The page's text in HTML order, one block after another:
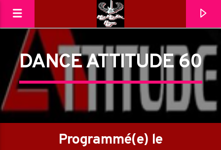
MéliMelZikRadio
DANCE ATTITUDE 60
Programmé(e) le